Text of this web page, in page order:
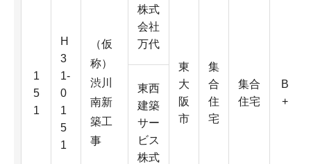
1
5
1
H
3
1-
0
1
5
1
（仮
称）
渋川
南新
築工
事
株式
会社
万代
東
大
阪
市
集
合
住
宅
集合
住宅
B
+
東西
建築
サー
ビス
株式